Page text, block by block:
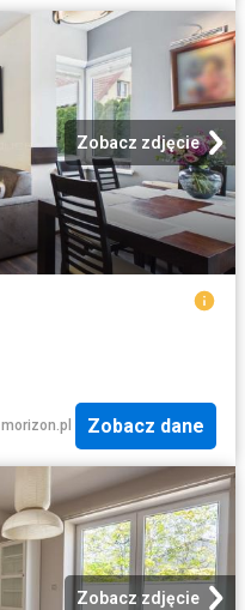
Zobacz zdjęcie
morizon.pl Zobacz dane
Zobacz zdjęcie